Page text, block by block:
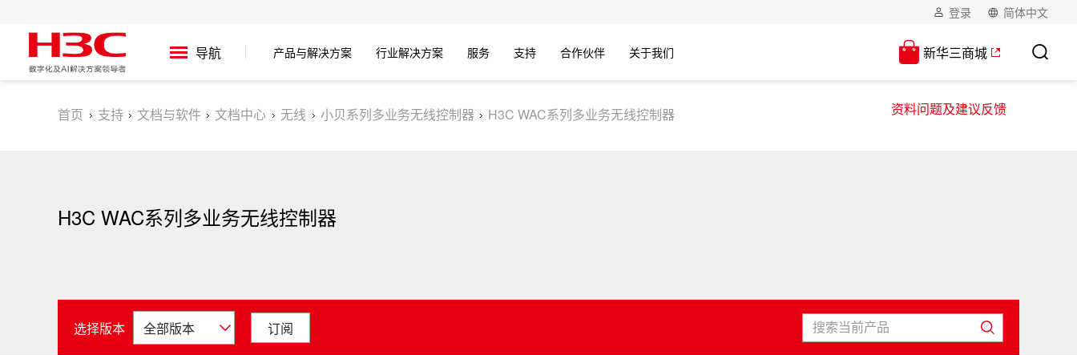
登录 简体中文
导航 产品与解决方案 行业解决方案 服务 支持 合作伙伴 关于我们 新华三商城
资料问题及建议反馈
首页 支持 文档与软件 文档中心 无线 小贝系列多业务无线控制器 H3C WAC系列多业务无线控制器
H3C WAC系列多业务无线控制器
选择版本 订阅